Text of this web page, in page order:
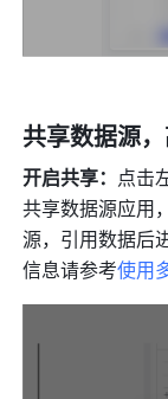
共享数据源
开启共享： 点击
共享数据源应用
源，引用数据后
信息请参考使用